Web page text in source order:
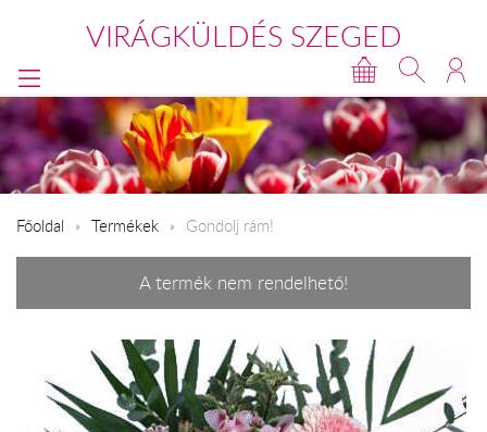
VIRÁGKÜLDÉS SZEGED
Főoldal Termékek Gondolj rám!
A termék nem rendelhető!